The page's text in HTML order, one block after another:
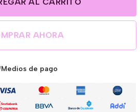
AHORA
Medios de pago